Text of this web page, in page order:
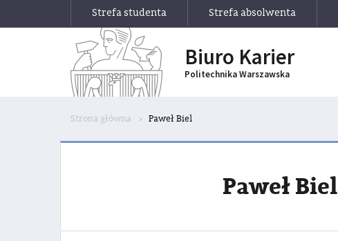
Strefa studenta Strefa absolwenta
Biuro Karier
Politechnika Warszawska
Strona główna Paweł Biel
Paweł Biel